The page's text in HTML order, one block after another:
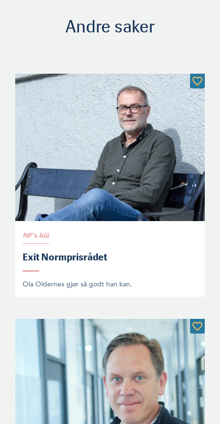
Andre saker
NF's blå
Exit Normprisrådet
Ola Oldernes gjør så godt han kan.